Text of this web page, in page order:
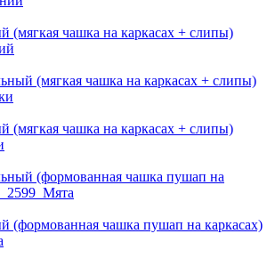
(мягкая чашка на каркасах + слипы)
(мягкая чашка на каркасах + слипы)
(формованная чашка пушап на каркасах)